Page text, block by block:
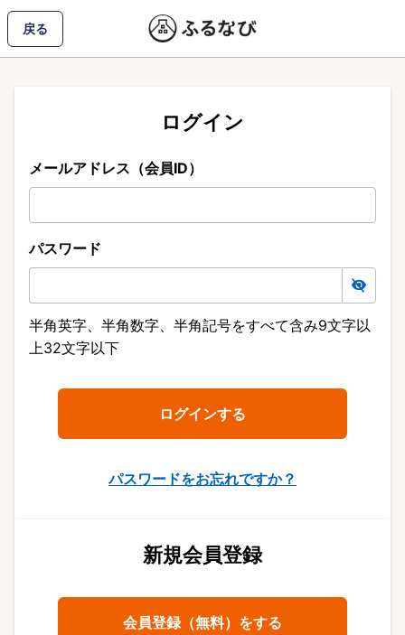
戻る
ログイン
メールアドレス（会員ID）
パスワード
半角英字、半角数字、半角記号をすべて含み9文字以
上32文字以下
パスワードをお忘れですか？
新規会員登録
会員登録（無料）をする